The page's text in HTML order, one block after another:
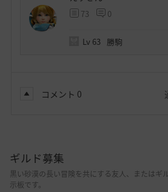
73 0
Lv 63 勝駒
コメント 0
ギルド募集
黒い砂漠の長い冒険を共にする友人、またはギ
示板です。